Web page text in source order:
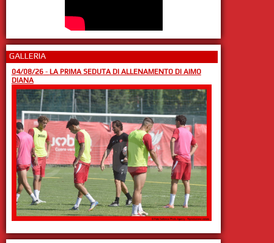
GALLERIA
04/08/26- LA PRIMA SEDUTA DI ALLENAMENTO DI AIMO
DIANA